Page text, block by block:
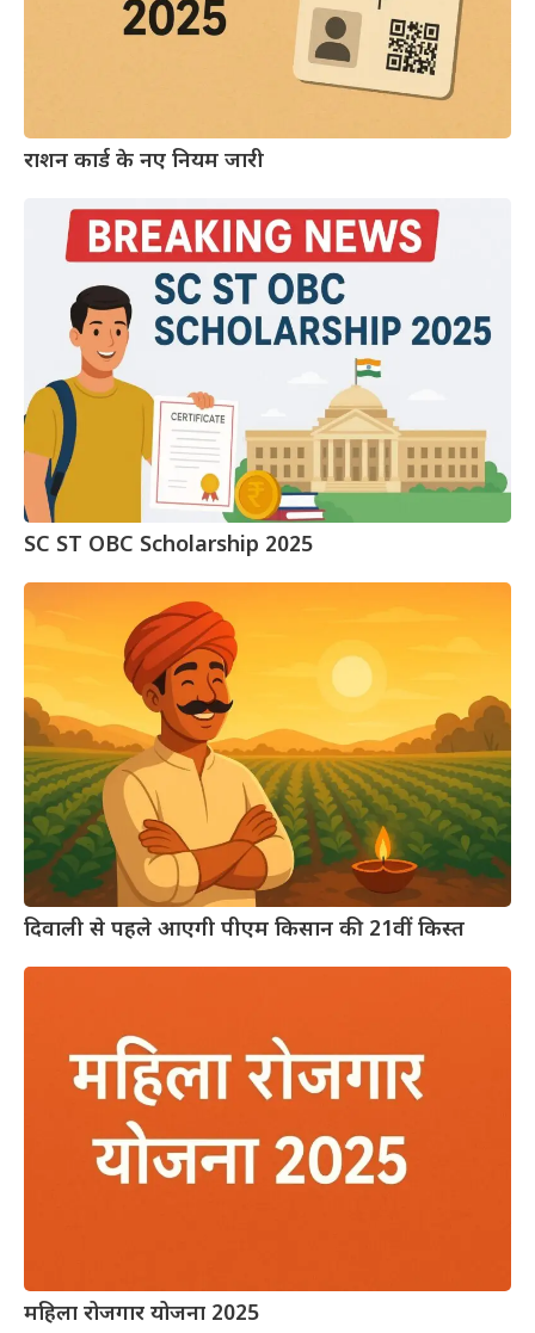
राशन कार्ड के नए नियम जारी
SC ST OBC Scholarship 2025
दिवाली से पहले आएगी पीएम किसान की 21वीं किस्त
महिला रोजगार योजना 2025